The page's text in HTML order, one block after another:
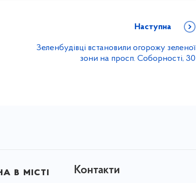
Наступна
Зеленбудівці встановили огорожу зеленої
зони на просп. Соборності, 30
в місті
Контакти